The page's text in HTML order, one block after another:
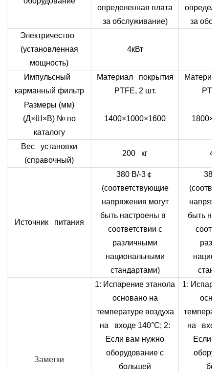
определенная плата
за обслуживание)
за
Электричество
(установленная
мощность)
4кВт
Импульсный
карманный фильтр
Материал покрытия
PTFE, 2 шт.
Размеры (мм)
(Д×Ш×В) № по
каталогу
1400×1000×1600
Вес установки
(справочный)
200 кг
Источник питания
380 В/-3 ￠
(соответствующие
напряжения могут
быть настроены в
соответствии с
различными
национальными
стандартами)
380
быть
Заметки
1: Испарение этанола
основано на
температуре воздуха
на входе 140°C; 2:
Если вам нужно
оборудование с
большей
1:
на
Если